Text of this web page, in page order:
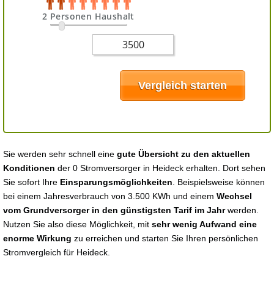
2 Personen Haushalt
Sie werden sehr schnell eine gute Übersicht zu den aktuellen
Konditionen der 0 Stromversorger in Heideck erhalten. Dort sehen
Sie sofort Ihre Einsparungsmöglichkeiten . Beispielsweise können
bei einem Jahresverbrauch von 3.500 KWh und einem Wechsel
vom Grundversorger in den günstigsten Tarif im Jahrwerden.
Nutzen Sie also diese Möglichkeit, mit sehr wenig Aufwand eine
enorme Wirkung zu erreichen und starten Sie Ihren persönlichen
Stromvergleich für Heideck.